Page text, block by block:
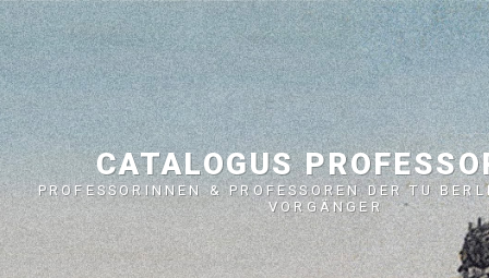
CATALOGUS
PROFESSORINNEN & PROFESSOREN DER TU
VORGÄNGER